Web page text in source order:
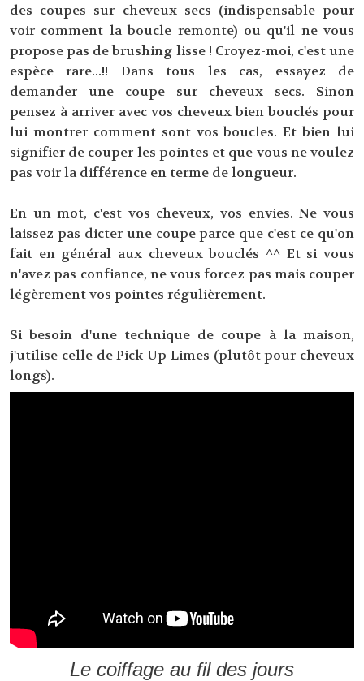
des coupes sur cheveux secs (indispensable pour
voir comment la boucle remonte) ou qu'il ne vous
propose pas de brushing lisse ! Croyez-moi, c'est une
espèce rare...!! Dans tous les cas, essayez de
demander une coupe sur cheveux secs. Sinon
pensez à arriver avec vos cheveux bien bouclés pour
lui montrer comment sont vos boucles. Et bien lui
signifier de couper les pointes et que vous ne voulez
pas voir la différence en terme de longueur.
En un mot, c'est vos cheveux, vos envies. Ne vous
laissez pas dicter une coupe parce que c'est ce qu'on
fait en général aux cheveux bouclés ^^ Et si vous
n'avez pas confiance, ne vous forcez pas mais couper
légèrement vos pointes régulièrement.
Si besoin d'une technique de coupe à la maison,
j'utilise celle de Pick Up Limes (plutôt pour cheveux
longs).
Le coiffage au fil des jours